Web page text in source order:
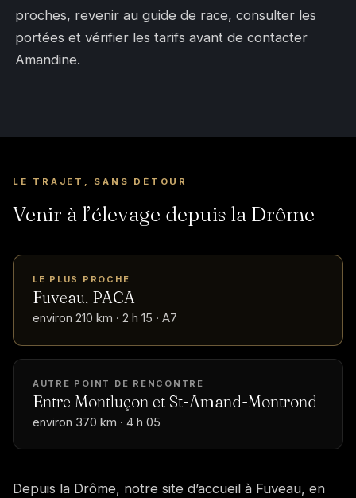
proches, revenir au guide de race, consulter les
portées et vérifier les tarifs avant de contacter
Amandine.
LE TRAJET, SANS DÉTOUR
Venir à l’élevage depuis la Drôme
LE PLUS PROCHE
Fuveau, PACA
environ 210 km · 2 h 15 · A7
AUTRE POINT DE RENCONTRE
Entre Montluçon et St-Amand-Montrond
environ 370 km · 4 h 05
Depuis la Drôme, notre site d’accueil à Fuveau, en